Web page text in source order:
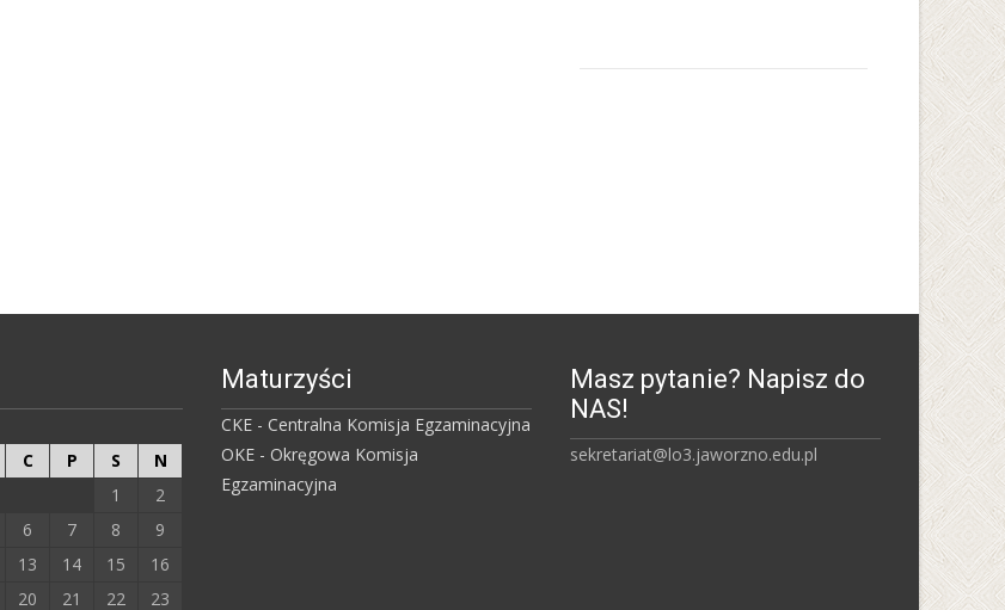
C P S
N
1
2
6 7 8
9
13 14 15
16
20 21 22 23
Maturzyści
CKE - Centralna Komisja Egzaminacyjna
OKE - Okręgowa Komisja
Egzaminacyjna
Masz pytanie? Napisz do
NAS!
sekretariat@lo3.jaworzno.edu.pl